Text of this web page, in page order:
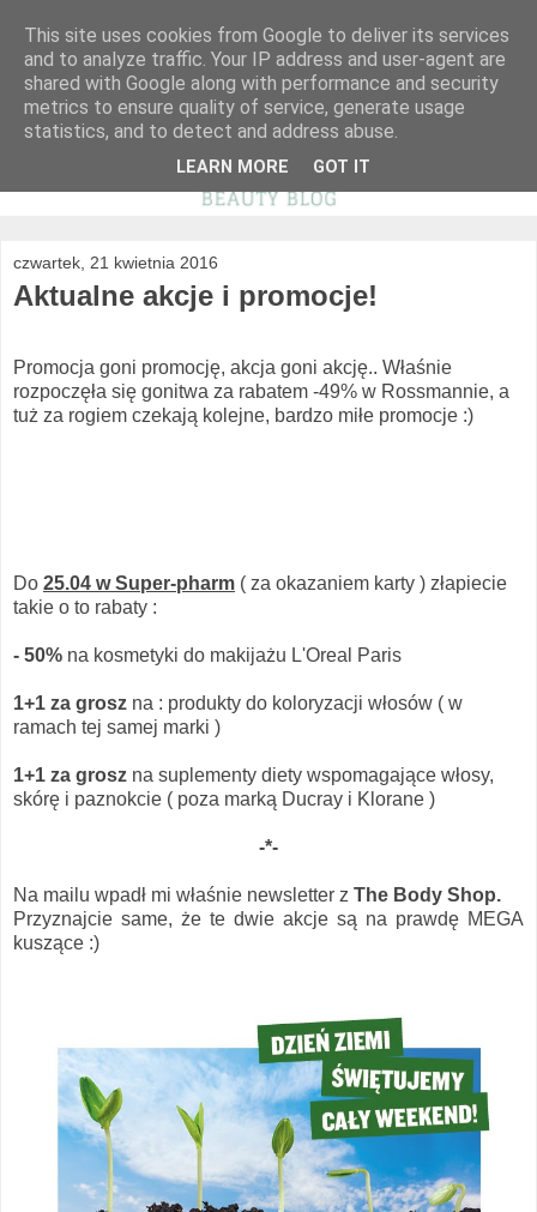
czwartek, 21 kwietnia 2016
Aktualne akcje i promocje!
Promocja goni promocję, akcja goni akcję.. Właśnie
rozpoczęła się gonitwa za rabatem -49% w Rossmannie, a
tuż za rogiem czekają kolejne, bardzo miłe promocje :)
Do 25.04 w Super-pharm ( za okazaniem karty ) złapiecie
takie o to rabaty :
- 50% na kosmetyki do makijażu L'Oreal Paris
1+1 za grosz na : produkty do koloryzacji włosów ( w
ramach tej samej marki )
1+1 za grosz na suplementy diety wspomagające włosy,
skórę i paznokcie ( poza marką Ducray i Klorane )
-*-
Na mailu wpadł mi właśnie newsletter z The Body Shop.
Przyznajcie same, że te dwie akcje są na prawdę MEGA
kuszące :)
This site uses cookies from Google to deliver its services
and to analyze traffic. Your IP address and user-agent are
shared with Google along with performance and security
metrics to ensure quality of service, generate usage
statistics, and to detect and address abuse.
LEARN MORE GOT IT